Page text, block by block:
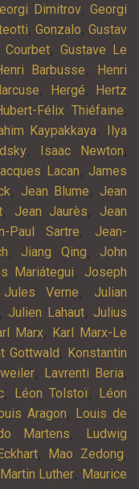
Dimitrov, Georgi
, Gonzalo,Gustav
Courbet,Gustave Le
Barbusse,
Henri
, Hergé,
Hertz
Félix Thiéfaine,
Kaypakkaya,
Ilya
, Isaac Newton,
Lacan, James
, Jean Blume, Jean
, Jean Jaurès, Jean
Paul Sartre, Jean-
, Jiang Qing, John
Mariátegui, Joseph
Jules Verne, Julian
, Julien Lahaut, Julius
Marx, Karl Marx-Le
Gottwald , Konstantin
, Lavrenti Beria,
, Léon Tolstoï,
Léon
Aragon, Louis de
Martens,
Ludwig
, Mao Zedong,
Martin Luther, Maurice